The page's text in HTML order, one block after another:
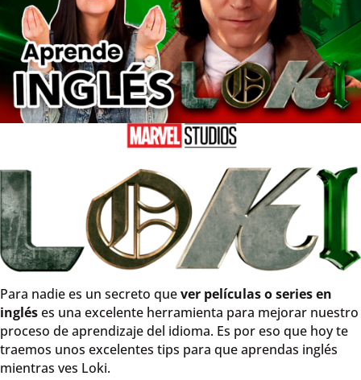
Para nadie es un secreto quever películas o series en
ingléses una excelente herramienta para mejorar nuestro
proceso de aprendizaje del idioma. Es por eso que hoy te
traemos unos excelentes tips para que aprendas inglés
mientras ves Loki.